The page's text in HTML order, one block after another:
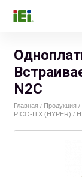
N2C
Главная / Продукция /
PICO-ITX (HYPER) /